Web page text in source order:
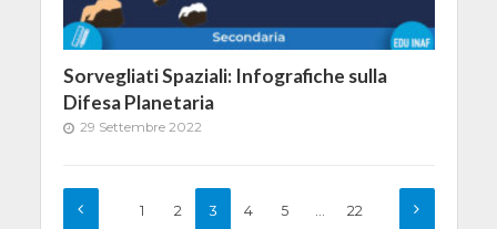
Sorvegliati Spaziali: Infografiche sulla
Difesa Planetaria
29 Settembre 2022
1 2 3 4 5 22